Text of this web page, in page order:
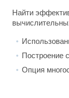
Найти
Построение
Опция